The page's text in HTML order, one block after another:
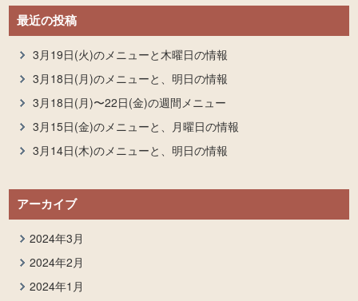
最近の投稿
3月19日(火)のメニューと木曜日の情報
3月18日(月)のメニューと、明日の情報
3月18日(月)〜22日(金)の週間メニュー
3月15日(金)のメニューと、月曜日の情報
3月14日(木)のメニューと、明日の情報
アーカイブ
2024年3月
2024年2月
2024年1月